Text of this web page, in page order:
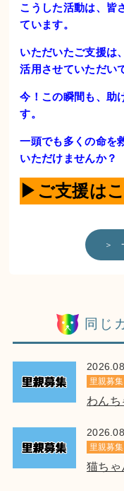
こうした活動は、皆
ています。
いただいたご支援は
活用させていただい
今！この瞬間も、助
す。
一頭でも多くの命を
いただけませんか？
▶ご支援は
同じ
里親募集
わん
里親募集
猫ちゃ